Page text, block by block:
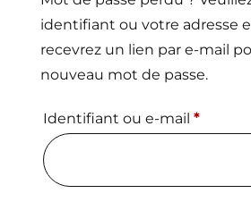
identifiant ou votre adresse
recevrez un lien par e-mail
nouveau mot de passe.
Identifiant ou e-mail *